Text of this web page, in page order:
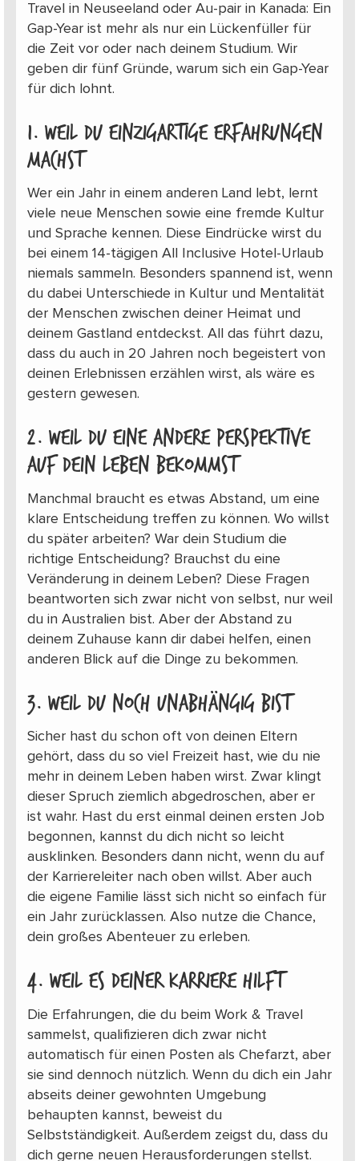
Travel in Neuseeland oder Au-pair in Kanada: Ein
Gap-Year ist mehr als nur ein Lückenfüller für
die Zeit vor oder nach deinem Studium. Wir
geben dir fünf Gründe, warum sich ein Gap-Year
für dich lohnt.
1. weil du einzigartige Erfahrungen
machst
Wer ein Jahr in einem anderen Land lebt, lernt
viele neue Menschen sowie eine fremde Kultur
und Sprache kennen. Diese Eindrücke wirst du
bei einem 14-tägigen All Inclusive Hotel-Urlaub
niemals sammeln. Besonders spannend ist, wenn
du dabei Unterschiede in Kultur und Mentalität
der Menschen zwischen deiner Heimat und
deinem Gastland entdeckst. All das führt dazu,
dass du auch in 20 Jahren noch begeistert von
deinen Erlebnissen erzählen wirst, als wäre es
gestern gewesen.
2. weil du eine andere Perspektive
auf dein Leben bekommst
Manchmal braucht es etwas Abstand, um eine
klare Entscheidung treffen zu können. Wo willst
du später arbeiten? War dein Studium die
richtige Entscheidung? Brauchst du eine
Veränderung in deinem Leben? Diese Fragen
beantworten sich zwar nicht von selbst, nur weil
du in Australien bist. Aber der Abstand zu
deinem Zuhause kann dir dabei helfen, einen
anderen Blick auf die Dinge zu bekommen.
3. weil du noch unabhängig bist
Sicher hast du schon oft von deinen Eltern
gehört, dass du so viel Freizeit hast, wie du nie
mehr in deinem Leben haben wirst. Zwar klingt
dieser Spruch ziemlich abgedroschen, aber er
ist wahr. Hast du erst einmal deinen ersten Job
begonnen, kannst du dich nicht so leicht
ausklinken. Besonders dann nicht, wenn du auf
der Karriereleiter nach oben willst. Aber auch
die eigene Familie lässt sich nicht so einfach für
ein Jahr zurücklassen. Also nutze die Chance,
dein großes Abenteuer zu erleben.
4. weil es deiner Karriere hilft
Die Erfahrungen, die du beim Work & Travel
sammelst, qualifizieren dich zwar nicht
automatisch für einen Posten als Chefarzt, aber
sie sind dennoch nützlich. Wenn du dich ein Jahr
abseits deiner gewohnten Umgebung
behaupten kannst, beweist du
Selbstständigkeit. Außerdem zeigst du, dass du
dich gerne neuen Herausforderungen stellst.